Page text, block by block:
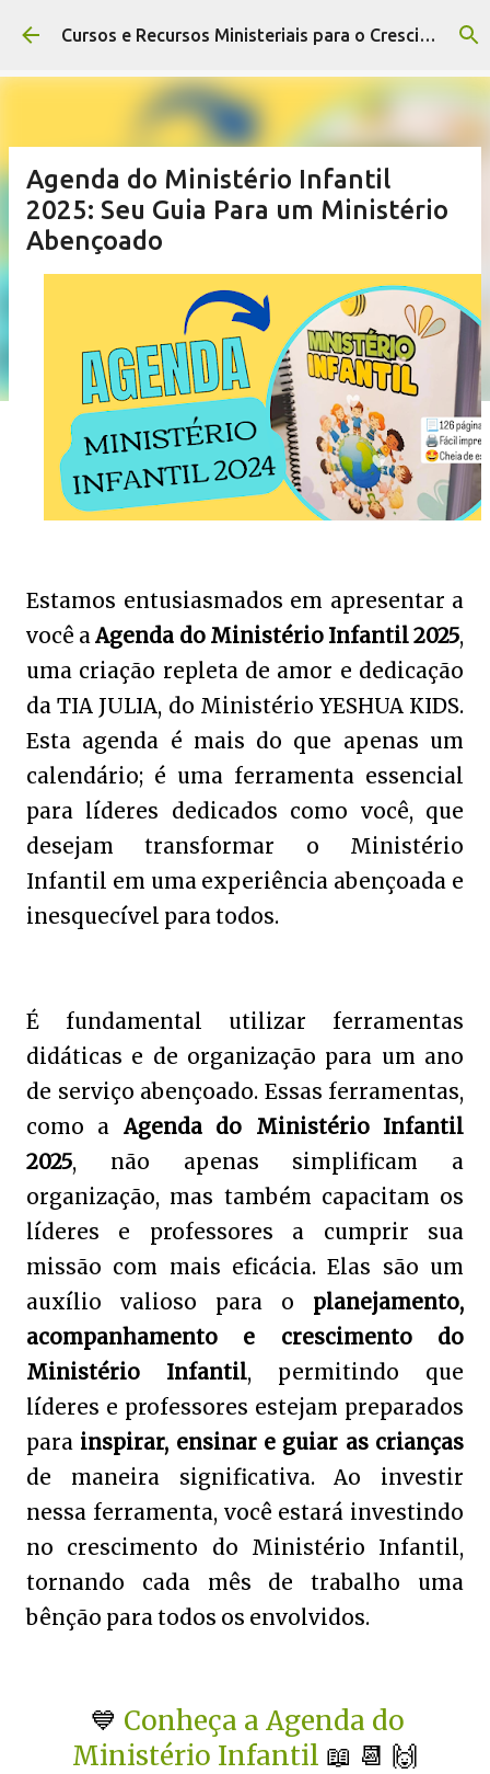
Pular para o conteúdo principal Cursos e Recursos Ministeriais para o Crescimento da Igreja
Agenda do Ministério Infantil
2025: Seu Guia Para um Ministério
Abençoado
Estamos entusiasmados em apresentar a
você aAgenda do Ministério Infantil 2025,
uma criação repleta de amor e dedicação
da TIA JULIA, do Ministério YESHUA KIDS.
Esta agenda é mais do que apenas um
calendário; é uma ferramenta essencial
para líderes dedicados como você, que
desejam transformar o Ministério
Infantil em uma experiência abençoada e
inesquecível para todos.
É fundamental utilizar ferramentas
didáticas e de organização para um ano
de serviço abençoado. Essas ferramentas,
como a Agenda do Ministério Infantil
2025, não apenas simplificam a
organização, mas também capacitam os
líderes e professores a cumprir sua
missão com mais eficácia. Elas são um
auxílio valioso para o planejamento,
acompanhamento e crescimento do
Ministério Infantil, permitindo que
líderes e professores estejam preparados
para inspirar, ensinar e guiar as crianças
de maneira significativa. Ao investir
nessa ferramenta, você estará investindo
no crescimento do Ministério Infantil,
tornando cada mês de trabalho uma
bênção para todos os envolvidos.
💙 Conheça a Agenda do
Ministério Infantil 📖 📆 🙌